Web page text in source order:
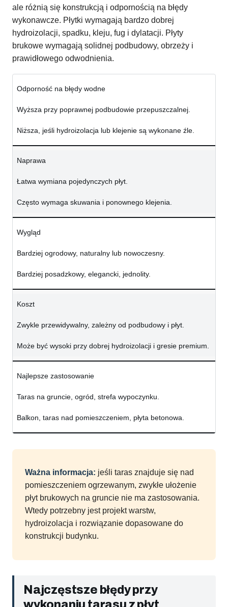
ale różnią się konstrukcją i odpornością na błędy
wykonawcze. Płytki wymagają bardzo dobrej
hydroizolacji, spadku, kleju, fug i dylatacji. Płyty
brukowe wymagają solidnej podbudowy, obrzeży i
prawidłowego odwodnienia.
Odporność na błędy wodne
Wyższa przy poprawnej podbudowie przepuszczalnej.
Niższa, jeśli hydroizolacja lub klejenie są wykonane źle.
Naprawa
Łatwa wymiana pojedynczych płyt.
Często wymaga skuwania i ponownego klejenia.
Wygląd
Bardziej ogrodowy, naturalny lub nowoczesny.
Bardziej posadzkowy, elegancki, jednolity.
Koszt
Zwykle przewidywalny, zależny od podbudowy i płyt.
Może być wysoki przy dobrej hydroizolacji i gresie premium.
Najlepsze zastosowanie
Taras na gruncie, ogród, strefa wypoczynku.
Balkon, taras nad pomieszczeniem, płyta betonowa.
Ważna informacja: jeśli taras znajduje się nad
pomieszczeniem ogrzewanym, zwykłe ułożenie
płyt brukowych na gruncie nie ma zastosowania.
Wtedy potrzebny jest projekt warstw,
hydroizolacja i rozwiązanie dopasowane do
konstrukcji budynku.
Najczęstsze błędy przy